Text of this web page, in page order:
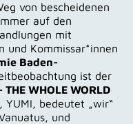
von bescheidenen
auf den
mit
und Kommissar*innen
Baden-
ist der
WHOLE WORLD
YUMI, bedeutet „wir“
und